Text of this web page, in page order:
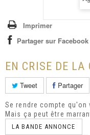
Imprimer
Partager sur Facebook
EN CRISE DE
Tweet Partager
Se rendre compte
Mais ça peut être
LA BANDE ANNONCE